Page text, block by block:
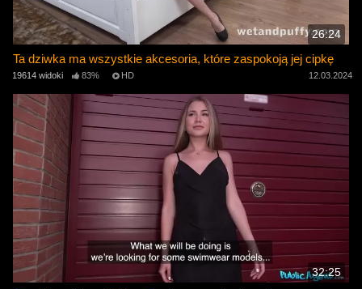
26:24
Ta dziwka ma wszystkie akcesoria, które zaspokoją jej cipkę
19614 widoki 83% HD 12.03.2024
32:25